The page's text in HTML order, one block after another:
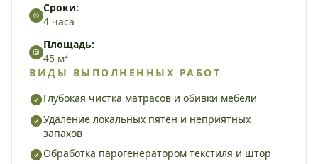
Сроки:
4 часа
Площадь:
45 м²
ВИДЫ ВЫПОЛНЕННЫХ РАБОТ
Глубокая чистка матрасов и обивки мебели
Удаление локальных пятен и неприятных
запахов
Обработка парогенератором текстиля и штор